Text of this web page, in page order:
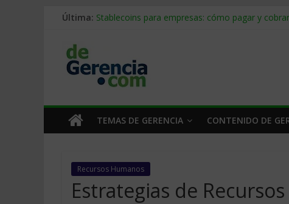
Última: Stablecoins para empresas: cómo pagar y
Trabajo forzoso en la cadena de suministro: qué
Mercado hispano de EE. UU.: cómo segmentarlo
TEMAS DE GERENCIA CONTENIDO DE
Recursos Humanos
Estrategias de